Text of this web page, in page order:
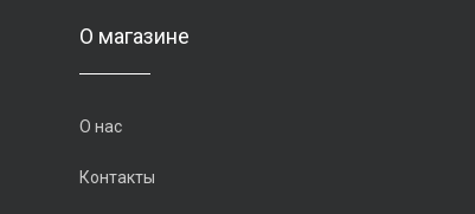
О магазине
О нас
Контакты